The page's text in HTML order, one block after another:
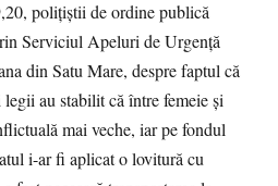
poliţiştii de ordine publică
Serviciul Apeluri de Urgenţă
din Satu Mare, despre faptul că
au stabilit că între femeie şi
mai veche, iar pe fondul
i-ar fi aplicat o lovitură cu